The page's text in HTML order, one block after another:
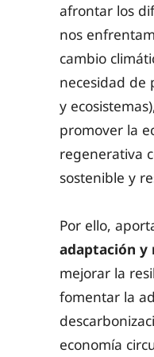
afrontar los
nos
cambio
necesidad de
y
promover la
regenerativa
sostenible y
Por ello,
adaptación y
mejorar la
fomentar la
economía